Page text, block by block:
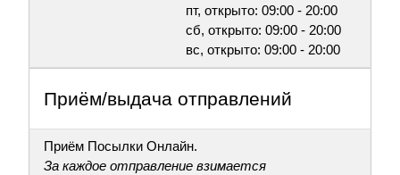
пт, открыто: 09:00 - 20:00
сб, открыто: 09:00 - 20:00
вс, открыто: 09:00 - 20:00
Приём/выдача отправлений
Приём Посылки Онлайн.
За каждое отправление взимается